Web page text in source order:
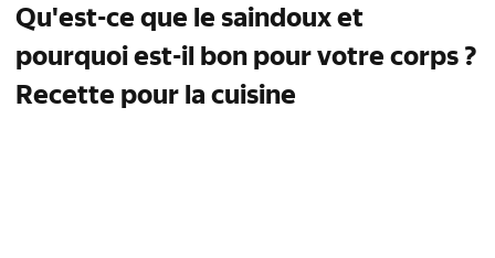
Qu'est-ce que le saindoux et
pourquoi est-il bon pour votre corps ?
Recette pour la cuisine